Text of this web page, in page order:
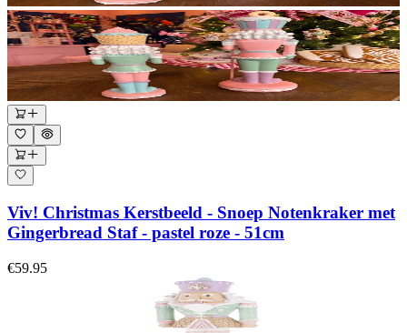
Viv! Christmas Kerstbeeld - Snoep Notenkraker met
Gingerbread Staf - pastel roze - 51cm
€59.95